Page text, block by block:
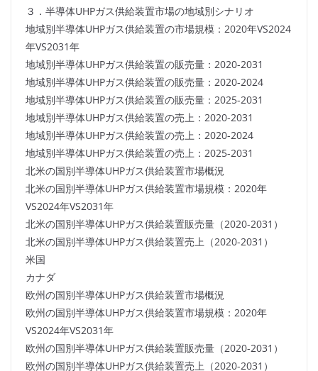
３．半導体UHPガス供給装置市場の地域別シナリオ
地域別半導体UHPガス供給装置の市場規模：2020年VS2024
年VS2031年
地域別半導体UHPガス供給装置の販売量：2020-2031
地域別半導体UHPガス供給装置の販売量：2020-2024
地域別半導体UHPガス供給装置の販売量：2025-2031
地域別半導体UHPガス供給装置の売上：2020-2031
地域別半導体UHPガス供給装置の売上：2020-2024
地域別半導体UHPガス供給装置の売上：2025-2031
北米の国別半導体UHPガス供給装置市場概況
北米の国別半導体UHPガス供給装置市場規模：2020年
VS2024年VS2031年
北米の国別半導体UHPガス供給装置販売量（2020-2031）
北米の国別半導体UHPガス供給装置売上（2020-2031）
米国
カナダ
欧州の国別半導体UHPガス供給装置市場概況
欧州の国別半導体UHPガス供給装置市場規模：2020年
VS2024年VS2031年
欧州の国別半導体UHPガス供給装置販売量（2020-2031）
欧州の国別半導体UHPガス供給装置売上（2020-2031）